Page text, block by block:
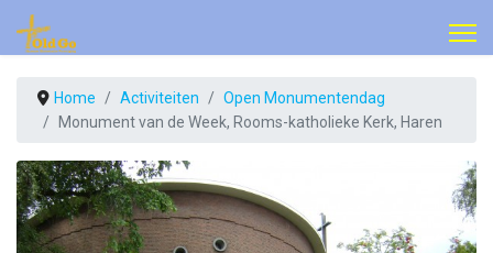
Home Activiteiten
Open Monumentendag
Monument van de Week, Rooms-katholieke Kerk, Haren